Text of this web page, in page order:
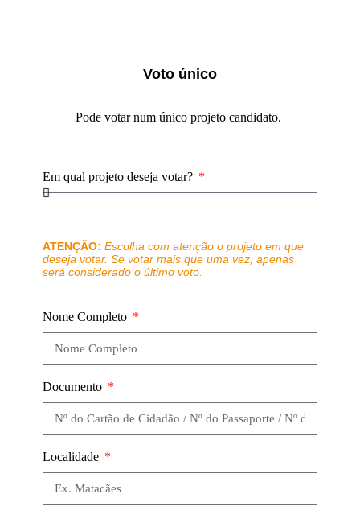
Voto único
Pode votar num único projeto candidato.
Em qual projeto deseja votar?
ATENÇÃO: Escolha com atenção o projeto em que
deseja votar. Se votar mais que uma vez, apenas
será considerado o último voto.
Nome Completo
Documento
Localidade